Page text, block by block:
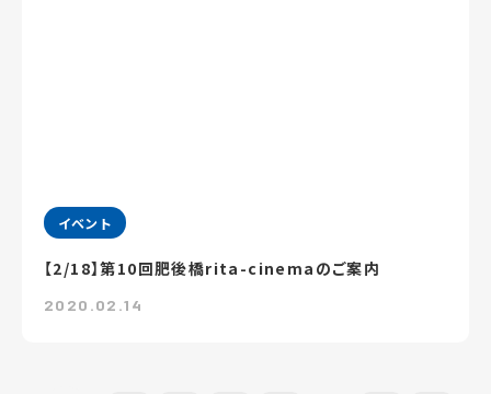
イベント
【2/18】第10回肥後橋rita-cinemaのご案内
2020.02.14